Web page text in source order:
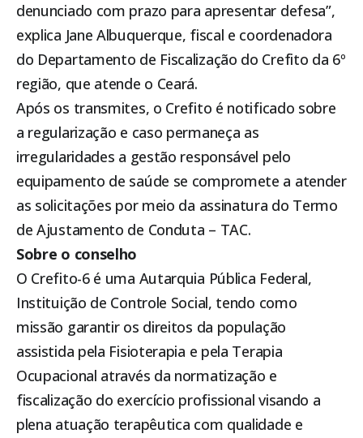
denunciado com prazo para apresentar defesa”,
explica Jane Albuquerque, fiscal e coordenadora
do Departamento de Fiscalização do Crefito da 6º
região, que atende o Ceará.
Após os transmites, o Crefito é notificado sobre
a regularização e caso permaneça as
irregularidades a gestão responsável pelo
equipamento de saúde se compromete a atender
as solicitações por meio da assinatura do Termo
de Ajustamento de Conduta – TAC.
Sobre o conselho
O Crefito-6 é uma Autarquia Pública Federal,
Instituição de Controle Social, tendo como
missão garantir os direitos da população
assistida pela Fisioterapia e pela Terapia
Ocupacional através da normatização e
fiscalização do exercício profissional visando a
plena atuação terapêutica com qualidade e